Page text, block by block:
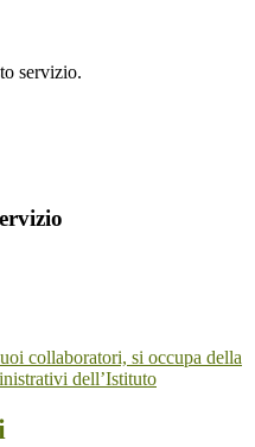
servizio.
collaboratori, si occupa della
dell’Istituto